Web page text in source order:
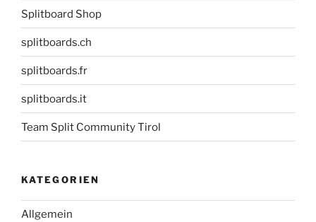
Splitboard Shop
splitboards.ch
splitboards.fr
splitboards.it
Team Split Community Tirol
KATEGORIEN
Allgemein